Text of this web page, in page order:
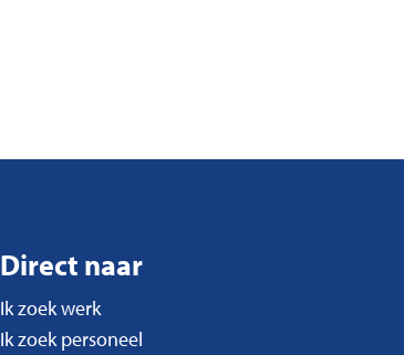
Direct naar
Ik zoek werk
Ik zoek personeel